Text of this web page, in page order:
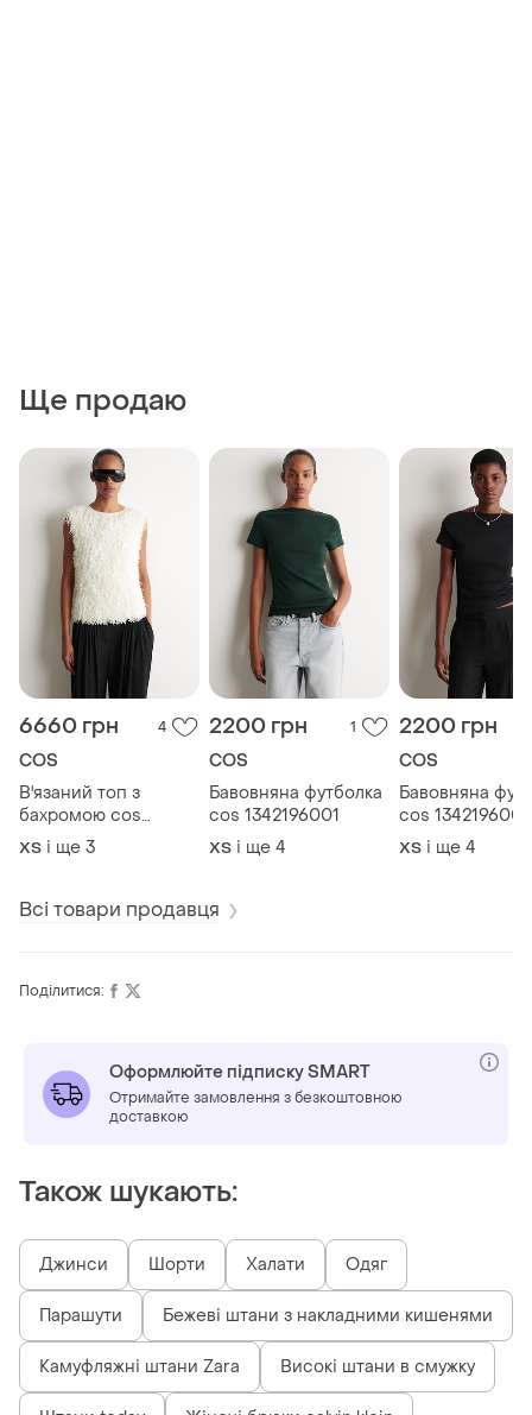
Ще продаю
6660 грн 4
COS
В'язаний топ з
бахромою cos
1327976001
ХS і ще 3
2200 грн 1
COS
Бавовняна футболка
cos 1342196001
ХS і ще 4
2200 грн
COS
Бавовняна
cos 1342196001
ХS і ще 4
Всі товари продавця
Поділитися:
Оформлюйте підписку SMART
Отримайте замовлення з безкоштовною
доставкою
Також шукають:
Джинси Шорти Халати Одяг
Парашути Бежеві штани з накладними кишенями
Камуфляжні штани Zara Високі штани в смужку